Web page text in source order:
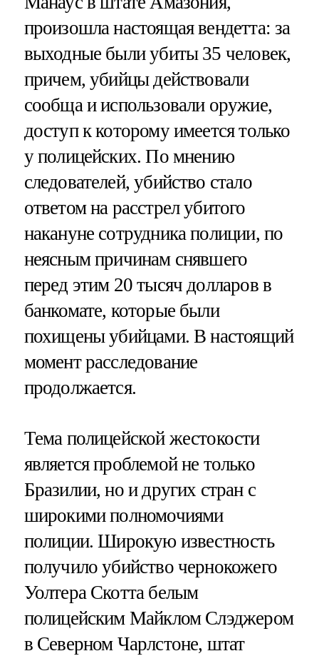
произошла настоящая вендетта: за
выходные были убиты 35 человек,
причем, убийцы действовали
сообща и использовали оружие,
доступ к которому имеется только
у полицейских. По мнению
следователей, убийство стало
ответом на расстрел убитого
накануне сотрудника полиции, по
неясным причинам снявшего
перед этим 20 тысяч долларов в
банкомате, которые были
похищены убийцами. В настоящий
момент расследование
продолжается.
Тема полицейской жестокости
является проблемой не только
Бразилии, но и других стран с
широкими полномочиями
полиции. Широкую известность
получило убийство чернокожего
Уолтера Скотта белым
полицейским Майклом Слэджером
в Северном Чарлстоне, штат